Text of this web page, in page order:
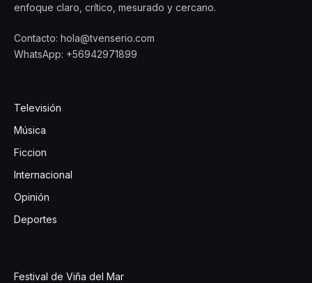
enfoque claro, crítico, mesurado y cercano.
Contacto: hola@tvenserio.com
WhatsApp: +56942971899
Televisión
Música
Ficcion
Internacional
Opinión
Deportes
Festival de Viña del Mar